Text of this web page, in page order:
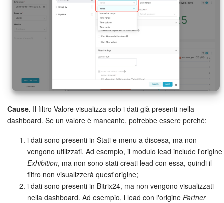
Cause. Il filtro Valore visualizza solo i dati già presenti nella
dashboard. Se un valore è mancante, potrebbe essere perché:
i dati sono presenti in Stati e menu a discesa, ma non
vengono utilizzati. Ad esempio, il modulo lead include l'origine
Exhibition, ma non sono stati creati lead con essa, quindi il
filtro non visualizzerà quest'origine;
i dati sono presenti in Bitrix24, ma non vengono visualizzati
nella dashboard. Ad esempio, i lead con l'origine Partner